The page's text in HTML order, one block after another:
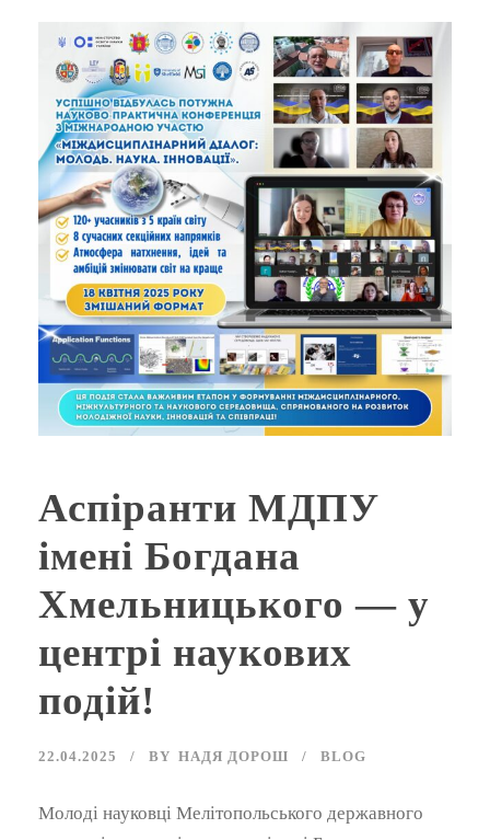
Аспіранти МДПУ
імені Богдана
Хмельницького — у
центрі наукових
подій!
22.04.2025 BY НАДЯ ДОРОШ BLOG
Молоді науковці Мелітопольського державного